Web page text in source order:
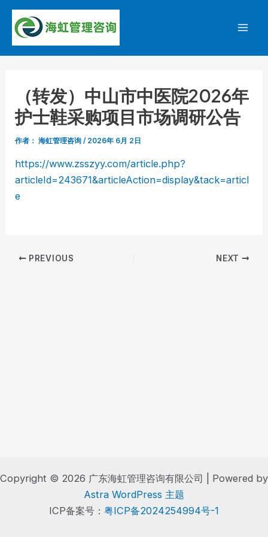
容
（转发）中山市中医院2026年
护士鞋采购项目市场调研公告
作者： 海虹管理咨询/ 2026年 6月 2日
https://www.zsszyy.com/article.php?
articleId=243671&articleAction=display&tack=articl
e
Post PREVIOUS NEXT
Copyright © 2026 广东海虹管理咨询有限公司 | Powered by
Astra WordPress 主题
ICP备案号： 粤ICP备2024254994号-1